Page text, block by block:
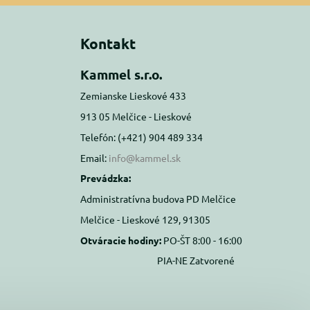
Kontakt
Kammel s.r.o.
Zemianske Lieskové 433
913 05 Melčice - Lieskové
Telefón: (+421) 904 489 334
Email: info@kammel.sk
Prevádzka:
Administratívna budova PD Melčice
Melčice - Lieskové 129, 91305
Otváracie hodiny: PO-ŠT 8:00 - 16:00
PIA-NE Zatvorené